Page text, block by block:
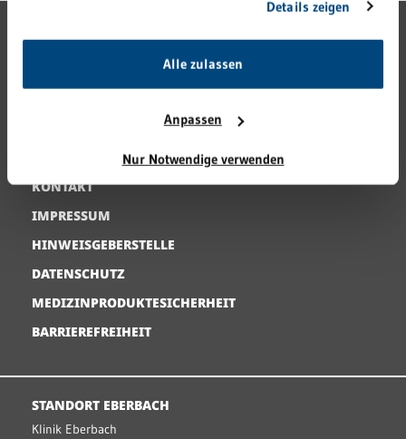
Details zeigen
Alle zulassen
Anpassen
Nur Notwendige verwenden
KONTAKT
IMPRESSUM
HINWEISGEBERSTELLE
DATENSCHUTZ
MEDIZINPRODUKTESICHERHEIT
BARRIEREFREIHEIT
STANDORT EBERBACH
Klinik Eberbach